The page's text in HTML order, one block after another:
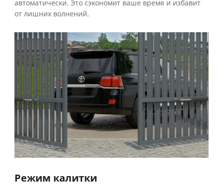
автоматически. Это сэкономит ваше время и избавит
от лишних волнений.
Режим калитки